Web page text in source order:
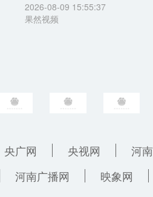
2026-08-09 15:55:37
果然视频
央广网 央视网
河
河南广播网 映象网